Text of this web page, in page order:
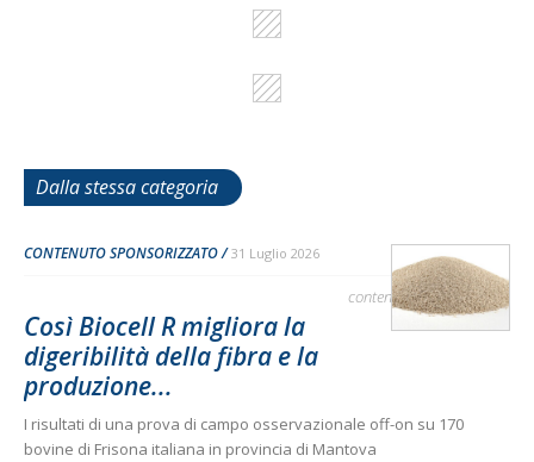
Dalla stessa categoria
CONTENUTO SPONSORIZZATO 31 Luglio 2026
contenuto sponsorizzato
Così Biocell R migliora la
digeribilità della fibra e la
produzione...
I risultati di una prova di campo osservazionale off-on su 170
bovine di Frisona italiana in provincia di Mantova